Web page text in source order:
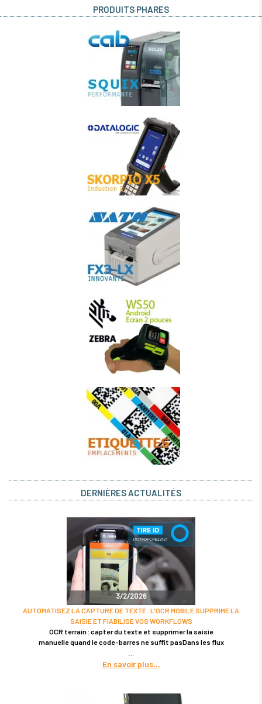
PRODUITS PHARES
DERNIÈRES ACTUALITÉS
3/2/2026
AUTOMATISEZ LA CAPTURE DE TEXTE : L'OCR MOBILE SUPPRIME LA
SAISIE ET FIABILISE VOS WORKFLOWS
OCR terrain : capter du texte et supprimer la saisie
manuelle quand le code-barres ne suffit pasDans les flux
En savoir plus